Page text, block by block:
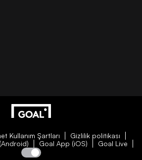
Kullanım Şartları
Gizlilik politikası
Goal App (iOS) Goal Live